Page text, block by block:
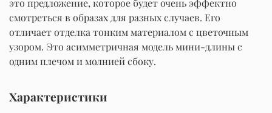
это предложение, которое будет очень эффектно
смотреться в образах для разных случаев. Его
отличает отделка тонким материалом с цветочным
узором. Это асимметричная модель мини-длины с
одним плечом и молнией сбоку.
Характеристики